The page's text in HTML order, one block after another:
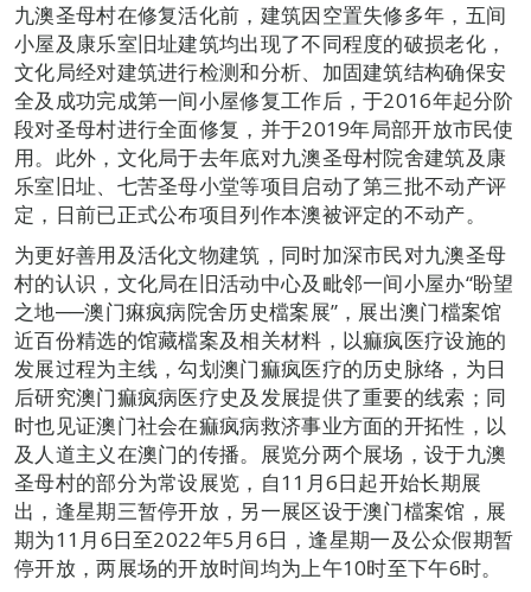
九澳圣母村在修复活化前，建筑因空置失修多年，五间
小屋及康乐室旧址建筑均出现了不同程度的破损老化，
文化局经对建筑进行检测和分析、加固建筑结构确保安
全及成功完成第一间小屋修复工作后，于2016年起分阶
段对圣母村进行全面修复，并于2019年局部开放市民使
用。此外，文化局于去年底对九澳圣母村院舍建筑及康
乐室旧址、七苦圣母小堂等项目启动了第三批不动产评
定，日前已正式公布项目列作本澳被评定的不动产。
为更好善用及活化文物建筑，同时加深市民对九澳圣母
村的认识，文化局在旧活动中心及毗邻一间小屋办“盼望
之地──澳门痳疯病院舍历史檔案展”，展出澳门檔案馆
近百份精选的馆藏檔案及相关材料，以痲疯医疗设施的
发展过程为主线，勾划澳门痲疯医疗的历史脉络，为日
后研究澳门痲疯病医疗史及发展提供了重要的线索；同
时也见证澳门社会在痲疯病救济事业方面的开拓性，以
及人道主义在澳门的传播。展览分两个展场，设于九澳
圣母村的部分为常设展览，自11月6日起开始长期展
出，逢星期三暂停开放，另一展区设于澳门檔案馆，展
期为11月6日至2022年5月6日，逢星期一及公众假期暂
停开放，两展场的开放时间均为上午10时至下午6时。